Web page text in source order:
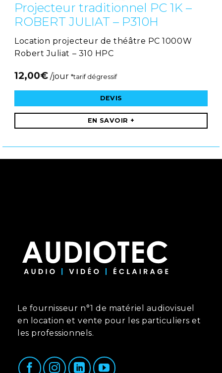
Projecteur traditionnel PC 1K –
ROBERT JULIAT – P310H
Location projecteur de théâtre PC 1000W
Robert Juliat – 310 HPC
12,00€ /jour *tarif dégressif
DEVIS
EN SAVOIR +
Le fournisseur n°1 de matériel audiovisuel
en location et vente pour les particuliers et
les professionnels.